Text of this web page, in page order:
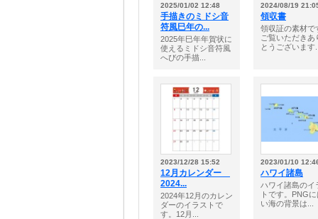
2025/01/02 12:48
手描きのミドシ音
符風巳年の...
2025年巳年年賀状に
使えるミドシ音符風
へびの手描...
2024/08/19
領収書
領収証の素材で
ご覧いただきあ
とうございます
2023/12/28 15:52
12月カレンダー
2024...
2024年12月のカレン
ダーのイラストで
す。12月...
2023/01/10
ハワイ諸島
ハワイ諸島のイ
トです。PNG
い海の背景は...